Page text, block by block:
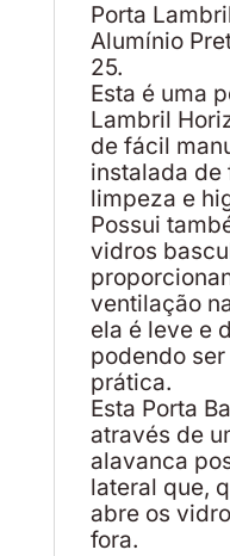
Porta
Alumínio
25.
Esta é uma
Lambril
de fácil
instalada de
limpeza e
Possui
vidros
ventilação
ela é leve e
podendo
prática.
Esta Porta
através de
alavanca
lateral que,
abre os
fora.